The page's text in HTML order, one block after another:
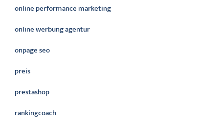
online performance marketing
online werbung agentur
onpage seo
preis
prestashop
rankingcoach